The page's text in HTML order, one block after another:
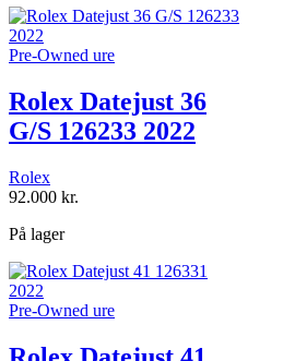
Pre-Owned ure
Rolex Datejust 36
G/S 126233 2022
Rolex
92.000 kr.
På lager
Pre-Owned ure